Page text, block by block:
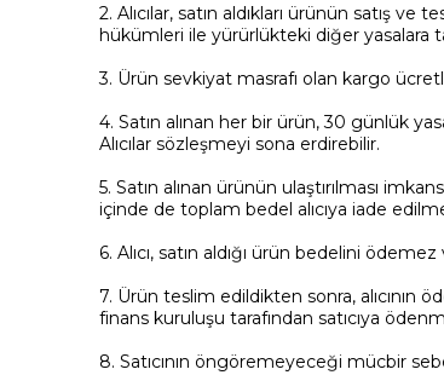
2. Alıcılar, satın aldıkları ürünün satış
hükümleri ile yürürlükteki diğer yasalara
3. Ürün sevkiyat masrafı olan kargo
4. Satın alınan her bir ürün, 30 günlük
Alıcılar sözleşmeyi sona erdirebilir.
5. Satın alınan ürünün ulaştırılması
içinde de toplam bedel alıcıya iade
6. Alıcı, satın aldığı ürün bedelini
7. Ürün teslim edildikten sonra, alıcının
finans kuruluşu tarafından satıcıya
8. Satıcının öngöremeyeceği mücbir